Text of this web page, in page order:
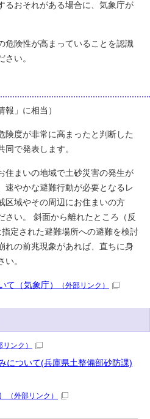
おそれがある場合に、気象庁が
険性が高まっていることを認識
さい。
報」に相当）
度が非常に高まったと判断した
で発表します。
まいの地域で土砂災害の発生が
速やかな避難行動が必要となるレ
区域やその周辺にお住まいの方
さい。 斜面から離れたところ（反
定された避難場所への避難を検討
れの前兆現象があれば、直ちに身
。
て（気象庁） （外部リンク）
リンク）
について(兵庫県土整備部砂防課)
（外部リンク）